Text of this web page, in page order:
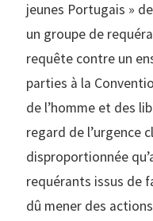
jeunes Portugais »
un groupe de
requête contre un
parties à la
de l’homme et des
regard de l’urgence
disproportionnée
requérants issus de
dû mener des